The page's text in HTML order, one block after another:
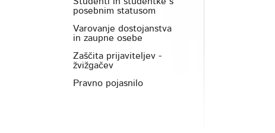
posebnim statusom
Varovanje dostojanstva
in zaupne osebe
Zaščita prijaviteljev -
žvižgačev
Pravno pojasnilo